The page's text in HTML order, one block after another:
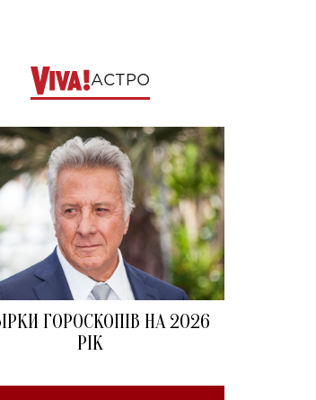
АСТРО
ГОРОСКОПІВ НА 2026
РІК